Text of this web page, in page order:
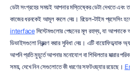
ডেটা সংগ্রহের সময়ই আপনার মস্তিষ্কের ডেটা দেখতে এবং
কাজের ধরনকেই আমূল বদলে দেয়। রিয়েল-টাইম প্রসেসিং
interface সিস্টেমগুলোর পেছনের মূল রহস্য, যা আপনাকে
ডিভাইসগুলো নিয়ন্ত্রণ করার সুবিধা দেয়। এটি বায়োফিডব্যাক
আপনি প্রতি মুহূর্তে আপনার মনোযোগ বা শিথিলতার মাত্রার
সময়, দেখে নিন সেগুলোতে কী ধরণের সফটওয়্যার রয়েছে।